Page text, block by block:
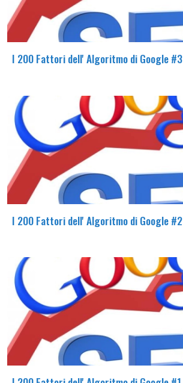
I 200 Fattori dell' Algoritmo di Google #3
I 200 Fattori dell' Algoritmo di Google #2